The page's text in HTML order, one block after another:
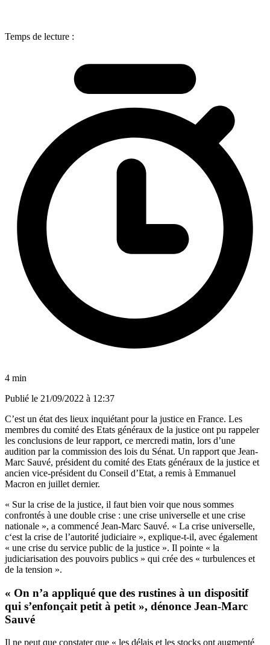
Temps de lecture :
4 min
Publié le 21/09/2022 à 12:37
C’est un état des lieux inquiétant pour la justice en France. Les
membres du comité des Etats généraux de la justice ont pu rappeler
les conclusions de leur rapport, ce mercredi matin, lors d’une
audition par la commission des lois du Sénat. Un rapport que Jean-
Marc Sauvé, président du comité des Etats généraux de la justice et
ancien vice-président du Conseil d’Etat, a remis à Emmanuel
Macron en juillet dernier.
« Sur la crise de la justice, il faut bien voir que nous sommes
confrontés à une double crise : une crise universelle et une crise
nationale », a commencé Jean-Marc Sauvé. « La crise universelle,
c‘est la crise de l’autorité judiciaire », explique-t-il, avec également
« une crise du service public de la justice ». Il pointe « la
judiciarisation des pouvoirs publics » qui crée des « turbulences et
de la tension ».
« On n’a appliqué que des rustines à un dispositif
qui s’enfonçait petit à petit », dénonce Jean-Marc
Sauvé
Il ne peut que constater que « les délais et les stocks ont augmenté